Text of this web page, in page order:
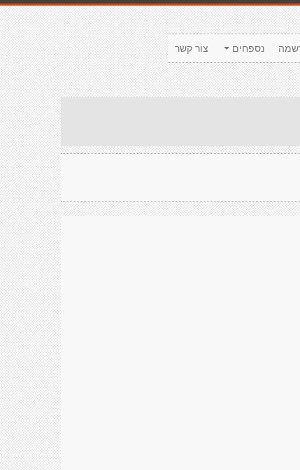
צור קשר נספחים